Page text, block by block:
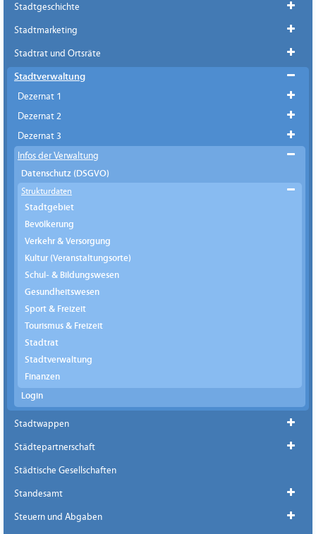
Stadtgeschichte
Stadtmarketing
Stadtrat und Ortsräte
Stadtverwaltung
Dezernat 1
Dezernat 2
Dezernat 3
Infos der Verwaltung
Datenschutz (DSGVO)
Strukturdaten
Stadtgebiet
Bevölkerung
Verkehr & Versorgung
Kultur (Veranstaltungsorte)
Schul- & Bildungswesen
Gesundheitswesen
Sport & Freizeit
Tourismus & Freizeit
Stadtrat
Stadtverwaltung
Finanzen
Login
Stadtwappen
Städtepartnerschaft
Städtische Gesellschaften
Standesamt
Steuern und Abgaben